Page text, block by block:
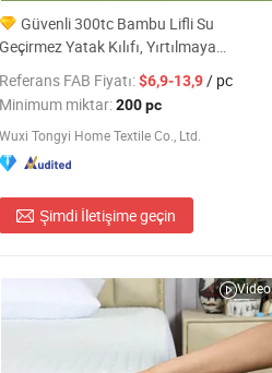
Güvenli 300tc Bambu Lifli Su
Geçirmez Yatak Kılıfı, Yırtılmaya
Dayanıklı Fitted Yatak Koruyucu
Referans FAB Fiyatı:$6,9-13,9/ pc
Minimum miktar:200 pc
Wuxi Tongyi Home Textile Co., Ltd.
Şimdi İletişime geçin
Video